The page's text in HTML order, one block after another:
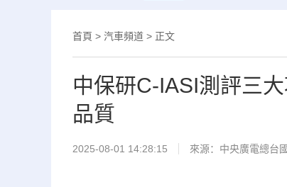
首頁 > 汽車頻道 > 正文
中保研C-IASI測評三
品質
2025-08-01 14:28:15 來源：中央廣電總台